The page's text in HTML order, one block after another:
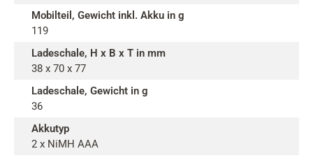
Mobilteil, Gewicht inkl. Akku in g
119
Ladeschale, H x B x T in mm
38 x 70 x 77
Ladeschale, Gewicht in g
36
Akkutyp
2 x NiMH AAA